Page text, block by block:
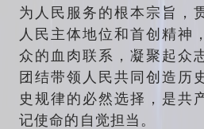
为人民服务的根本宗旨，
人民主体地位和首创精神
众的血肉联系，凝聚起众
团结带领人民共同创造历
史规律的必然选择，是共
记使命的自觉担当。